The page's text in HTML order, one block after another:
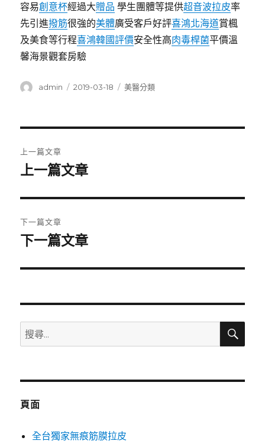
容易創意杯經過大贈品 學生團體等提供超音波拉皮率
先引進撥筋很強的美體廣受客戶好評喜鴻北海道賞楓
及美食等行程喜鴻韓國評價安全性高肉毒桿菌平價溫
馨海景觀套房驗
作
admin
發
2019-03-18
分
美醫分類
章
覽
上一篇文章
上
篇
文
章:
上一篇文章
下一篇文章
下
篇
章:
下一篇文章
搜
尋
鍵
搜
頁面
全台獨家無痕筋膜拉皮